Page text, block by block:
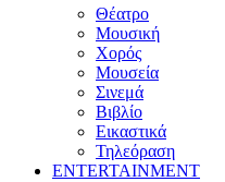
Θέατρο
Μουσική
Χορός
Μουσεία
Σινεμά
Βιβλίο
Εικαστικά
Τηλεόραση
ENTERTAINMENT